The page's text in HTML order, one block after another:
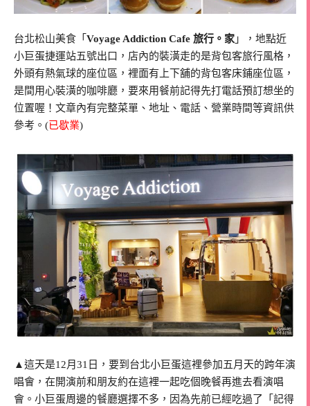
台北松山美食「 Voyage Addiction Cafe 旅行。家 」，地點近
小巨蛋捷運站五號出口，店內的裝潢走的是背包客旅行風格，
外頭有熱氣球的座位區，裡面有上下舖的背包客床鋪座位區，
是間用心裝潢的咖啡廳，要來用餐前記得先打電話預訂想坐的
位置喔！文章內有完整菜單、地址、電話、營業時間等資訊供
參考。(已歇業)
▲這天是12月31日，要到台北小巨蛋這裡參加五月天的跨年演
唱會，在開演前和朋友約在這裡一起吃個晚餐再進去看演唱
會。小巨蛋周邊的餐廳選擇不多，因為先前已經吃過了「記得